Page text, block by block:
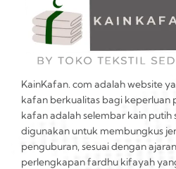
KainKafan. com adalah website
kafan berkualitas bagi keperluan
kafan adalah selembar kain putih
digunakan untuk membungkus
penguburan, sesuai dengan
perlengkapan fardhu kifayah